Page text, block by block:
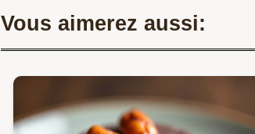
Vous aimerez aussi: